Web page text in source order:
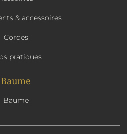
& accessoires
Cordes
pratiques
Baume
Baume